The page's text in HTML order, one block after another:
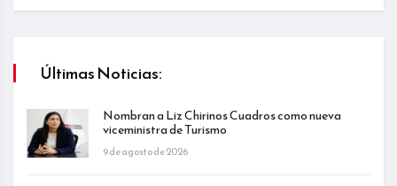
Últimas Noticias:
Nombran a Liz Chirinos Cuadros como nueva
viceministra de Turismo
9 de agosto de 2026